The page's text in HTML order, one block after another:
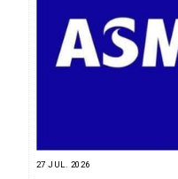
27 JUL. 2026